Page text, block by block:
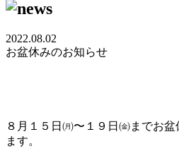
2022.08.02
お盆休みのお知らせ
８月１５日㈪〜１９日㈮までお
ます。